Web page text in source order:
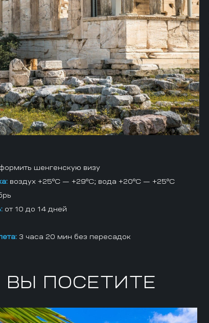
шенгенскую визу
воздух +25°C — +29°C; вода +20°C — +25°C
от 10 до 14 дней
3 часа 20 мин без пересадок
ПОСЕТИТЕ